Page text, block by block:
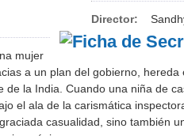
Director:
mujer
a un plan del gobierno,
de la India. Cuando una niña de
el ala de la carismática
casualidad, sino también